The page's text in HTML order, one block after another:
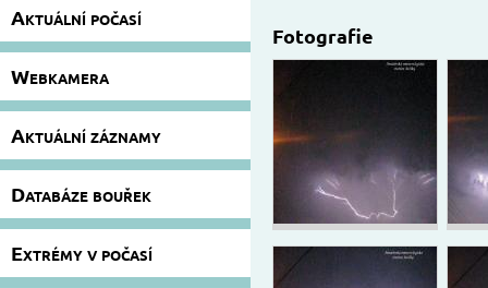
Aktuální počasí
Webkamera
Aktuální záznamy
Databáze bouřek
Extrémy v počasí
Fotografie